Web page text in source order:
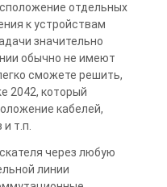
отдельных
к устройствам
значительно
обычно не имеют
сможете решить,
2042, который
кабелей,
т.п.
через любую
линии